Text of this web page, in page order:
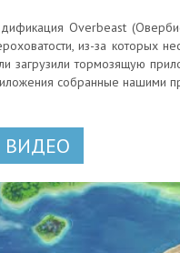
Overbeast
из-за которых
загрузили тормозящую
собранные нашими
ВИДЕО